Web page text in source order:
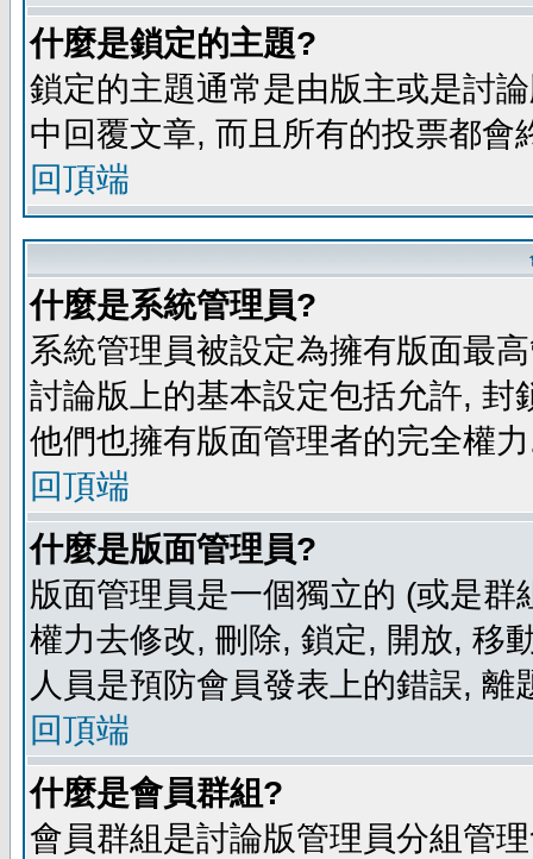
什麼是鎖定的主題?
鎖定的主題通常是由版主或是討
中回覆文章, 而且所有的投票都
回頂端
什麼是系統管理員?
系統管理員被設定為擁有版面最
討論版上的基本設定包括允許,
他們也擁有版面管理者的完全權
回頂端
什麼是版面管理員?
版面管理員是一個獨立的 (或是
權力去修改, 刪除, 鎖定, 開放, 移
人員是預防會員發表上的錯誤, 離
回頂端
什麼是會員群組?
會員群組是討論版管理員分組管